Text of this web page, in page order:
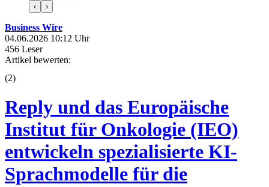
‹ ›
Business Wire
04.06.2026 10:12 Uhr
456 Leser
Artikel bewerten:
(2)
Reply und das Europäische
Institut für Onkologie (IEO)
entwickeln spezialisierte KI-
Sprachmodelle für die